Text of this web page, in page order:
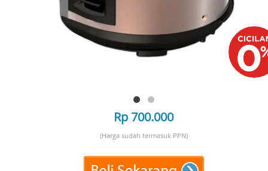
Rp 700.000
(Harga sudah termasuk PPN)